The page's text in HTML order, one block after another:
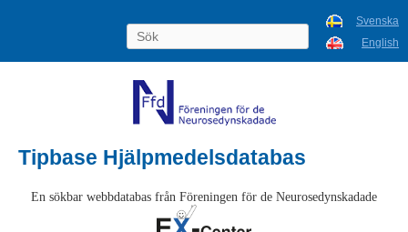
Svenska
English
Tipbase Hjälpmedelsdatabas
En sökbar webbdatabas från Föreningen för de Neurosedynskadade